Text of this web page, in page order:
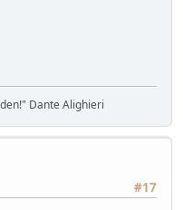
Dante Alighieri
#17